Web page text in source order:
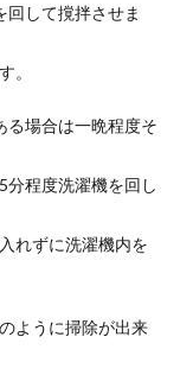
して撹拌させま
。
る場合は一晩程度そ
分程度洗濯機を回し
れずに洗濯機内を
ように掃除が出来